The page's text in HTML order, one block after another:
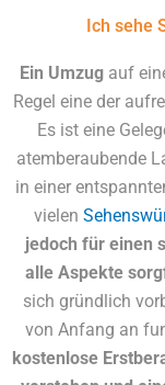
•
•
•
Ich sehe
Ein Umzugauf
Regel eine der
Es ist eine
atemberaubende
in einer
vielen
jedoch für einen
alle Aspekte
sich gründlich
von Anfang an
kostenlose